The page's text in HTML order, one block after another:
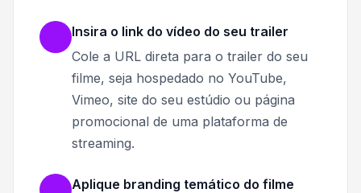
Insira o link do vídeo do seu trailer
Cole a URL direta para o trailer do seu
filme, seja hospedado no YouTube,
Vimeo, site do seu estúdio ou página
promocional de uma plataforma de
streaming.
Aplique branding temático do filme